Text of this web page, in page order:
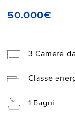
50.000€
3 Camere
Classe
1 Bagni